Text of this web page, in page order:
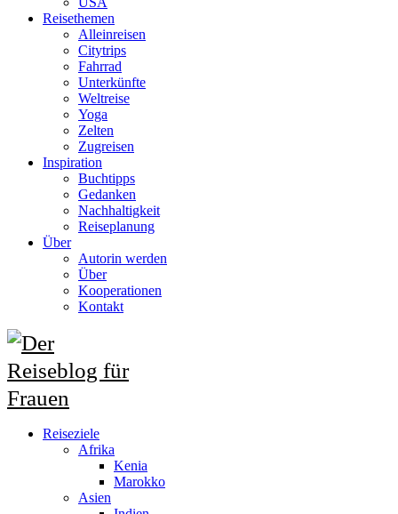
Reisethemen
Alleinreisen
Citytrips
Fahrrad
Unterkünfte
Weltreise
Yoga
Zelten
Zugreisen
Inspiration
Buchtipps
Gedanken
Nachhaltigkeit
Reiseplanung
Über
Autorin werden
Über
Kooperationen
Kontakt
Reiseziele
Afrika
Kenia
Marokko
Asien